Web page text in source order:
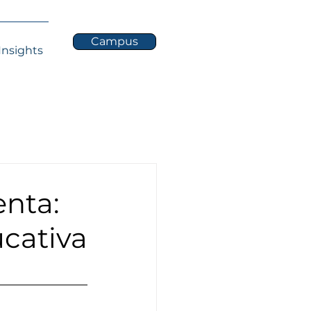
Campus